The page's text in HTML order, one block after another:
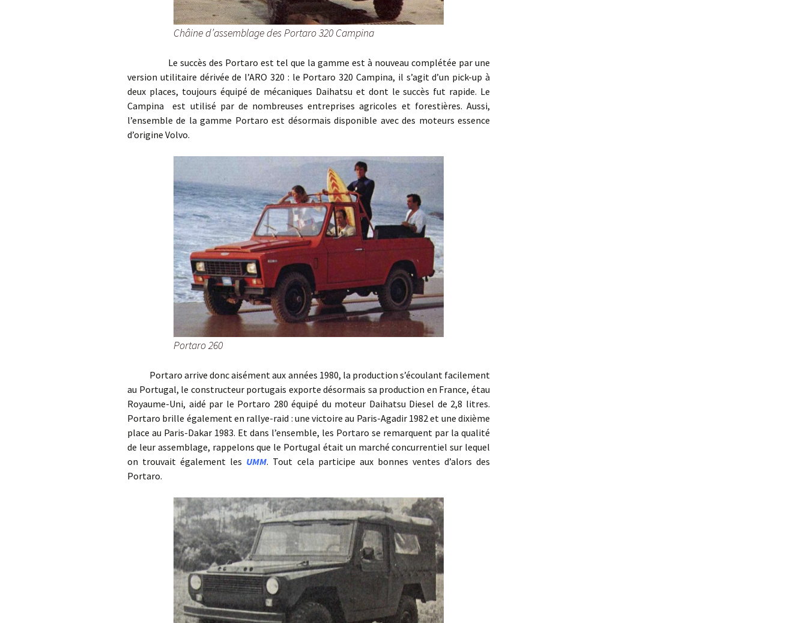
Châine d’assemblage des Portaro 320 Campina
Le succès des Portaro est tel que la gamme est à nouveau complétée par une
version utilitaire dérivée de l’ARO 320 : le Portaro 320 Campina, il s’agit d’un pick-up à
deux places, toujours équipé de mécaniques Daihatsu et dont le succès fut rapide. Le
Campina est utilisé par de nombreuses entreprises agricoles et forestières. Aussi,
l’ensemble de la gamme Portaro est désormais disponible avec des moteurs essence
d’origine Volvo.
Portaro 260
Portaro arrive donc aisément aux années 1980, la production s’écoulant facilement
au Portugal, le constructeur portugais exporte désormais sa production en France, étau
Royaume-Uni, aidé par le Portaro 280 équipé du moteur Daihatsu Diesel de 2,8 litres.
Portaro brille également en rallye-raid : une victoire au Paris-Agadir 1982 et une dixième
place au Paris-Dakar 1983. Et dans l’ensemble, les Portaro se remarquent par la qualité
de leur assemblage, rappelons que le Portugal était un marché concurrentiel sur lequel
on trouvait également les UMM. Tout cela participe aux bonnes ventes d’alors des
Portaro.